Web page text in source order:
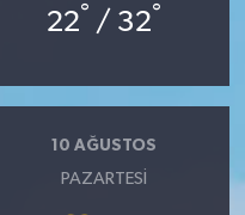
22° / 32°
10 AĞUSTOS
PAZARTESI